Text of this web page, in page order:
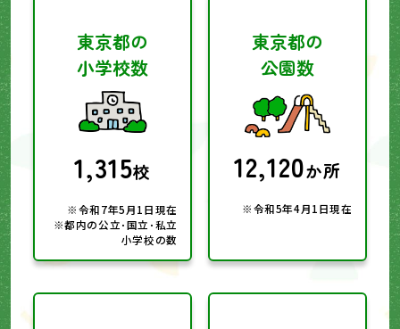
東京都の
小学校数
1,315校
※令和7年5月1日現在
※都内の公立･国立･私立
小学校の数
東京都の
公園数
12,120か所
※令和5年4月1日現在